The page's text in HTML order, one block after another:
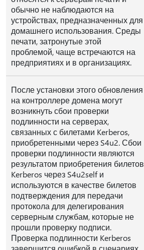
обычно не наблюдаются на
устройствах, предназначенных для
домашнего использования. Среды
печати, затронутые этой
проблемой, чаще встречаются на
предприятиях и в организациях.
После установки этого обновления
на контроллере домена могут
возникнуть сбои проверки
подлинности на серверах,
связанных с билетами Kerberos,
приобретенными через S4u2. Сбои
проверки подлинности являются
результатом приобретения билетов
Kerberos через S4u2self и
используются в качестве билетов
подтверждения для передачи
протокола для делегирования
серверным службам, которые не
прошли проверку подписи.
Проверка подлинности Kerberos